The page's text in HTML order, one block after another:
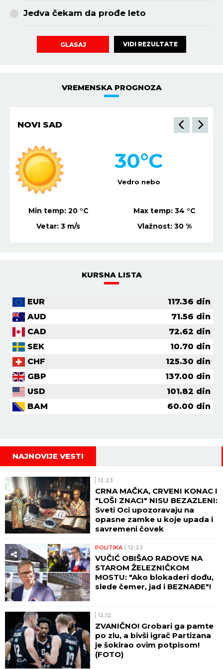
Jedva čekam da prođe leto
GLASAJ VIDI REZULTATE
VREMENSKA PROGNOZA
NIŠ
Vedro nebo
32°C
Min temp:21 °C Max temp:36 °C
Vetar: 4 m/s Vlažnost:31 %
KURSNA LISTA
EUR 117.36 din
AUD
71.56 din
CAD
72.62 din
SEK
10.70 din
CHF
125.30 din
GBP
137.00 din
USD
101.82 din
BAM
60.00 din
NAJNOVIJE VESTI
12:23
CRNA MAČKA, CRVENI KONAC I
"LOŠI ZNACI" NISU BEZAZLENI:
Sveti Oci upozoravaju na
opasne zamke u koje upada i
savremeni čovek
POLITIKA 12:23
VUČIĆ OBIŠAO RADOVE NA
STAROM ŽELEZNIČKOM
MOSTU: "Ako blokaderi dođu,
slede čemer, jad i BEZNAĐE"!
12:12
ZVANIČNO! Grobari ga pamte
po zlu, a bivši igrač Partizana
je šokirao ovim potpisom!
(FOTO)